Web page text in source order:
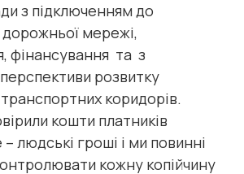
з підключенням до
дорожньої мережі,
фінансування та з
розвитку
коридорів.
кошти платників
– людські гроші і ми повинні
кожну копійчину